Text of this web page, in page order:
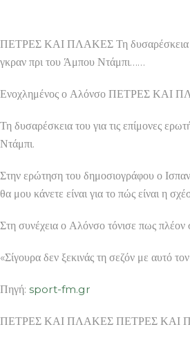
ΠΕΤΡΕΣ ΚΑΙ ΠΛΑΚΕΣ Τη δυσαρέσκεια του
γκραν πρι του Άμπου Ντάμπι……
Ενοχλημένος ο Αλόνσο ΠΕΤΡΕΣ ΚΑΙ
Τη δυσαρέσκεια του για τις επίμονες
Ντάμπι.
Στην ερώτηση του δημοσιογράφου ο
θα μου κάνετε είναι για το πώς είναι η
Στη συνέχεια ο Αλόνσο τόνισε πως
«Σίγουρα δεν ξεκινάς τη σεζόν με αυτό
Πηγή: sport-fm.gr
ΠΕΤΡΕΣ ΚΑΙ ΠΛΑΚΕΣ ΠΕΤΡΕΣ ΚΑΙ